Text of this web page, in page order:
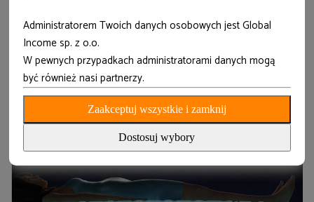
Administratorem Twoich danych osobowych jest Global
Income sp. z o.o.
W pewnych przypadkach administratorami danych mogą
być również nasi partnerzy.
Dostosuj wybory
Zaakceptuj wszystkie i zamknij